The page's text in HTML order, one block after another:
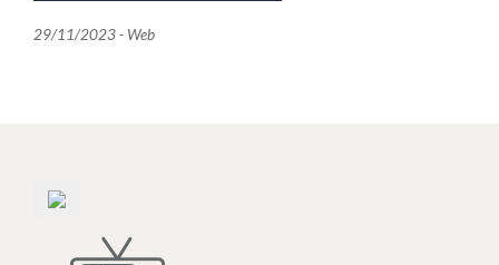
29/11/2023 - Web